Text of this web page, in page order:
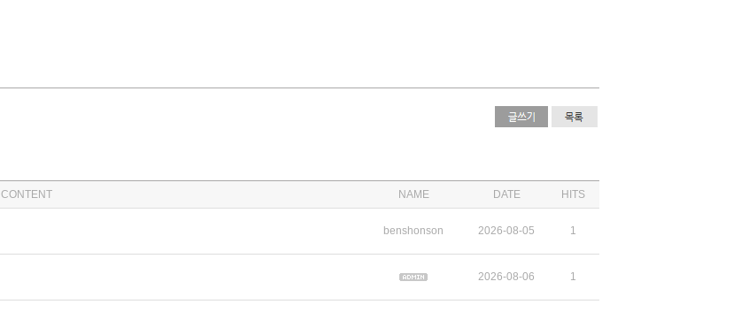
CONTENT NAME DATE HITS
benshonson 2026-08-05 1
2026-08-06 1